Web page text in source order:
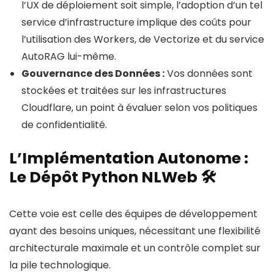
l’UX de déploiement soit simple, l’adoption d’un tel
service d’infrastructure implique des coûts pour
l’utilisation des Workers, de Vectorize et du service
AutoRAG lui-même.
Gouvernance des Données :Vos données sont
stockées et traitées sur les infrastructures
Cloudflare, un point à évaluer selon vos politiques
de confidentialité.
L’Implémentation Autonome :
Le Dépôt Python NLWeb 🛠️
Cette voie est celle des équipes de développement
ayant des besoins uniques, nécessitant une flexibilité
architecturale maximale et un contrôle complet sur
la pile technologique.